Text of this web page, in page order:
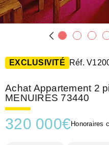
EXCLUSIVITÉ Réf.
Achat Appartement 2
MENUIRES 73440
320 000€ Honoraires